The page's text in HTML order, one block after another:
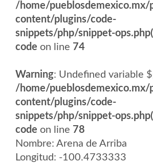
/home/
content/plugins/code-
snippets/php/snippet-
code on line 74
Warning: Undefined variable
/home/
content/plugins/code-
snippets/php/snippet-
code on line 78
Nombre: Arena de Arriba
Longitud: -100.4733333